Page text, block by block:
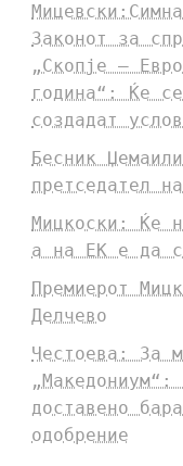
Законот за
„Скопје –
година“: Ќе
создадат
Бесник
претседател
Мицкоски: Ќе
а на ЕК е да
Премиерот
Делчево
Честоева: За
доставено
одобрение